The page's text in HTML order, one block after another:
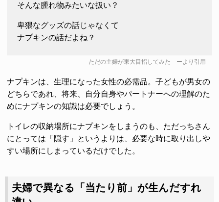
そんな腫れ物みたいな扱い？
卑猥なグッズの話じゃなくて
ナプキンの話だよね？
ただの主婦が東大目指してみた ーより引用
ナプキンは、生理になった女性の必需品。子どもが男女の
どちらであれ、将来、自分自身やパートナーへの理解のた
めにナプキンの知識は必要でしょう。
トイレの収納場所にナプキンをしまうのも、ただっちさん
にとっては「隠す」というよりは、必要な時に取り出しや
すい場所にしまっているだけでした。
夫婦で異なる「当たり前」が生んだすれ